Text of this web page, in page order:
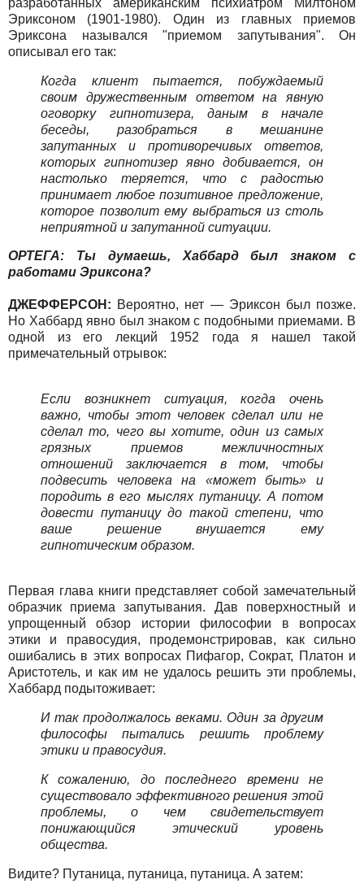
Эриксоном (1901-1980). Один из главных приемов
Эриксона назывался "приемом запутывания". Он
описывал его так:
Когда клиент пытается, побуждаемый
своим дружественным ответом на явную
оговорку гипнотизера, даным в начале
беседы, разобраться в мешанине
запутанных и противоречивых ответов,
которых гипнотизер явно добивается, он
настолько теряется, что с радостью
принимает любое позитивное предложение,
которое позволит ему выбраться из столь
неприятной и запутанной ситуации.
ОРТЕГА: Ты думаешь, Хаббард был знаком с
работами Эриксона?
ДЖЕФФЕРСОН: Вероятно, нет — Эриксон был позже.
Но Хаббард явно был знаком с подобными приемами. В
одной из его лекций 1952 года я нашел такой
примечательный отрывок:
Если возникнет ситуация, когда очень
важно, чтобы этот человек сделал или не
сделал то, чего вы хотите, один из самых
грязных приемов межличностных
отношений заключается в том, чтобы
подвесить человека на «может быть» и
породить в его мыслях путаницу. А потом
довести путаницу до такой степени, что
ваше решение внушается ему
гипнотическим образом.
Первая глава книги представляет собой замечательный
образчик приема запутывания. Дав поверхностный и
упрощенный обзор истории философии в вопросах
этики и правосудия, продемонстрировав, как сильно
ошибались в этих вопросах Пифагор, Сократ, Платон и
Аристотель, и как им не удалось решить эти проблемы,
Хаббард подытоживает:
И так продолжалось веками. Один за другим
философы пытались решить проблему
этики и правосудия.
К сожалению, до последнего времени не
существовало эффективного решения этой
проблемы, о чем свидетельствует
понижающийся этический уровень
общества.
Видите? Путаница, путаница, путаница. А затем: